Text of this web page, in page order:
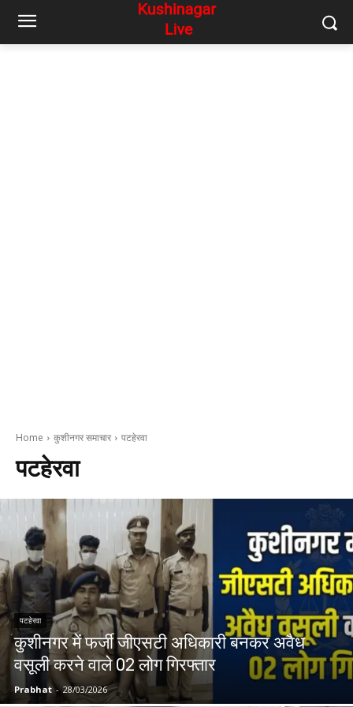
Home कुशीनगर समाचार पटहेरवा
पटहेरवा
पटहेरवा
कुशीनगर में फर्जी जीएसटी अधिकारी बनकर अवैध
वसूली करने वाले 02 लोग गिरफ्तार
Prabhat - 28/03/2026